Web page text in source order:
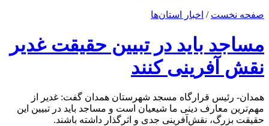
صفحه نخست / اخبار استان‌ها
مساجد باید در تبیین حقیقت غدیر
نقش آفرینی کنند
همدان- رئیس قرارگاه مسجد شهرستان همدان گفت: غدیر از
مهم‌ترین معارف دینی ما شیعیان است و مساجد باید در تبیین این
حقیقت بزرگ، نقش‌آفرینی جدی و اثرگذار داشته باشند.